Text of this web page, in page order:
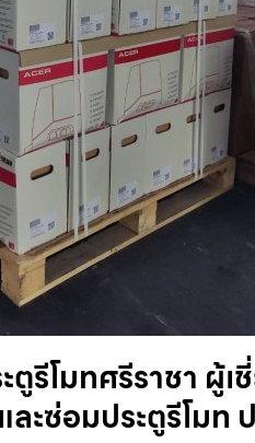
ตูรีโมทศรีราชา ผู้
ะซ่อมประตูรีโมท